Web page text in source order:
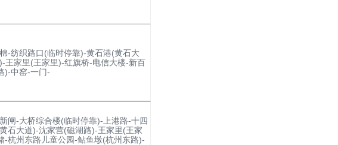
-纺织路口(临时停靠)-黄石港(黄石大
王家里(王家里)-红旗桥-电信大楼-新百
)-中窑-一门-
闸-大桥综合楼(临时停靠)-上港路-十四
石大道)-沈家营(磁湖路)-王家里(王家
杭州东路儿童公园-鲇鱼墩(杭州东路)-